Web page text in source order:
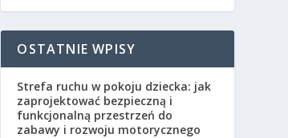
OSTATNIE WPISY
Strefa ruchu w pokoju dziecka: jak
zaprojektować bezpieczną i
funkcjonalną przestrzeń do
zabawy i rozwoju motorycznego